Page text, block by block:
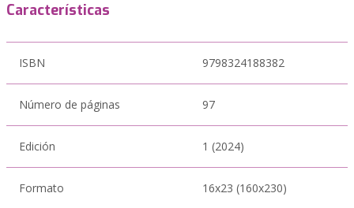
Características
ISBN 9798324188382
Número de páginas 97
Edición 1 (2024)
Formato 16x23 (160x230)